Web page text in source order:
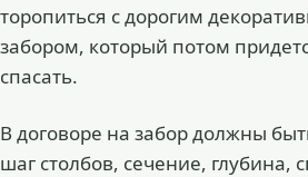
торопиться с дорогим
забором, который потом
спасать.
В договоре на забор должны
шаг столбов, сечение, глубина,